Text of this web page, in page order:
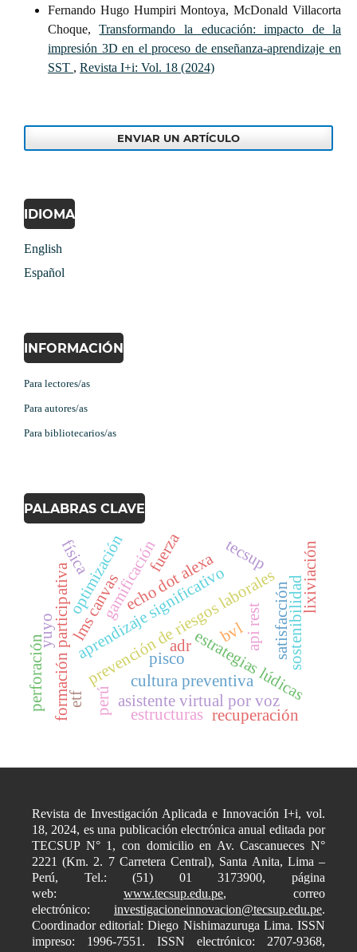
Fernando Hugo Humpiri Montoya, McDonald Villacorta
Choque,Transformando la educación: impacto de la
impresión 3D en el proceso de enseñanza-aprendizaje en
SST , Revista I+i: Vol. 18 (2024)
ENVIAR UN ARTÍCULO
IDIOMA
English
Español
INFORMACIÓN
Para lectores/as
Para autores/as
Para bibliotecarios/as
PALABRAS CLAVE
prevención de riesgos laborales
estrategias lúdicas
formación participativa cultura preventiva
aprendizaje significativo
gamificación
echo dot alexa
asistente virtual por voz
lms canvas api rest
tecsup
yuyo
recuperación
optimización
sostenibilidad
pisco
perú
satisfacción
lixiviación
perforación
estructuras
física fuerza
adr
bvl
etf
Revista de Investigación Aplicada e Innovación I+i, vol.
18, 2024, es una publicación electrónica anual editada por
TECSUP N° 1, con domicilio en Av. Cascanueces N°
2221 (Km. 2. 7 Carretera Central), Santa Anita, Lima –
Perú, Tel.: (51) 01 3173900, página
web: www.tecsup.edu.pe, correo
electrónico:investigacioneinnovacion@tecsup.edu.pe.
Coordinador editorial: Diego Nishimazuruga Lima. ISSN
impreso: 1996-7551. ISSN electrónico: 2707-9368,